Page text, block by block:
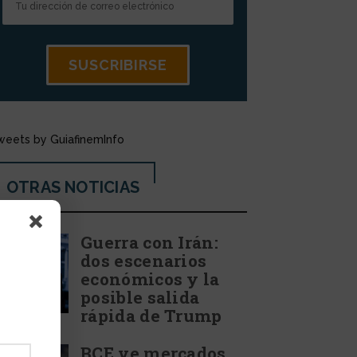
by GuiafinemInfo
OTRAS NOTICIAS
Guerra con Irán:
dos escenarios
económicos y la
posible salida
rápida de Trump